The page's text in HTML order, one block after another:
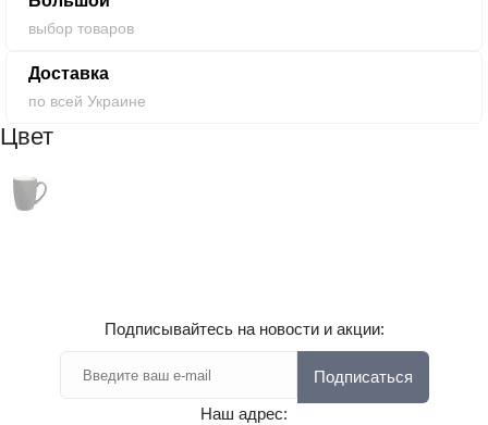
выбор товаров
Доставка
по всей Украине
Цвет
Подписывайтесь на новости и акции:
Подписаться
Наш адрес: